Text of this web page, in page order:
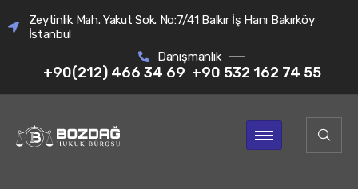
Zeytinlik Mah. Yakut Sok. No:7/41 Balkır İş Hanı Bakırköy
İstanbul
Danışmanlık
+90(212) 466 34 69 +90 532 162 74 55